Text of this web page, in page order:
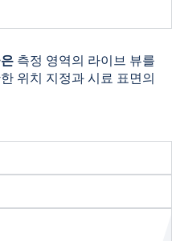
측정 영역의 라이브 뷰를
위치 지정과 시료 표면의